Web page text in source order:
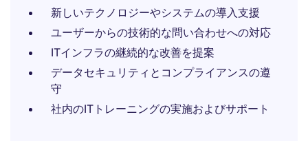
新しいテクノロジーやシステムの導入支援
ユーザーからの技術的な問い合わせへの対応
ITインフラの継続的な改善を提案
データセキュリティとコンプライアンスの遵
守
社内のITトレーニングの実施およびサポート